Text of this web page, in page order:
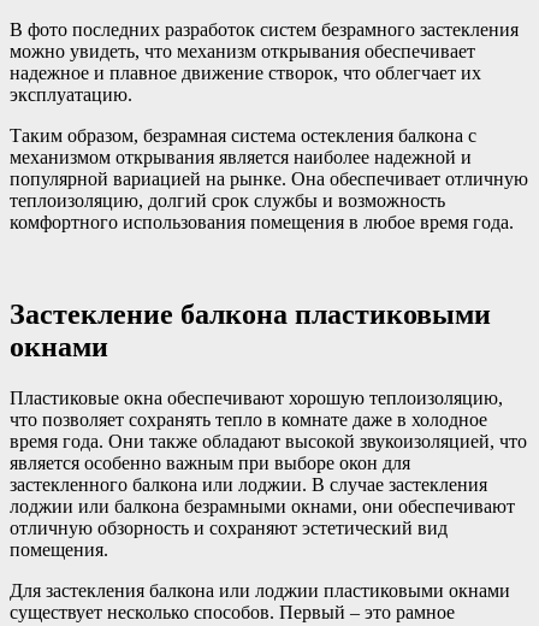
В фото последних разработок систем безрамного застекления
можно увидеть, что механизм открывания обеспечивает
надежное и плавное движение створок, что облегчает их
эксплуатацию.
Таким образом, безрамная система остекления балкона с
механизмом открывания является наиболее надежной и
популярной вариацией на рынке. Она обеспечивает отличную
теплоизоляцию, долгий срок службы и возможность
комфортного использования помещения в любое время года.
Застекление балкона пластиковыми
окнами
Пластиковые окна обеспечивают хорошую теплоизоляцию,
что позволяет сохранять тепло в комнате даже в холодное
время года. Они также обладают высокой звукоизоляцией, что
является особенно важным при выборе окон для
застекленного балкона или лоджии. В случае застекления
лоджии или балкона безрамными окнами, они обеспечивают
отличную обзорность и сохраняют эстетический вид
помещения.
Для застекления балкона или лоджии пластиковыми окнами
существует несколько способов. Первый – это рамное